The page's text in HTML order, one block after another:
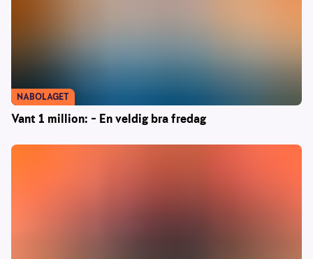
Vant 1 million: – En veldig bra fredag
NABOLAGET